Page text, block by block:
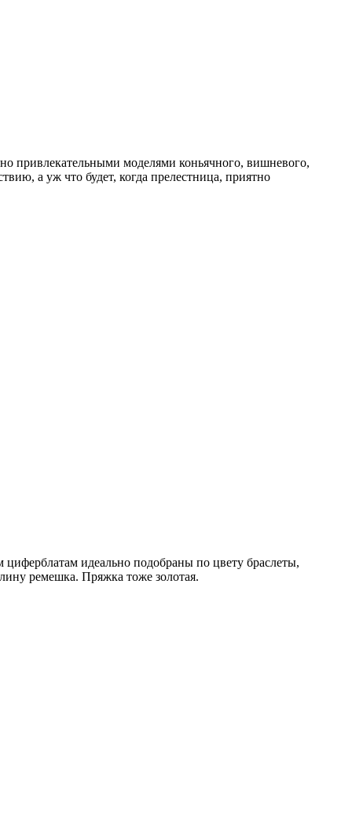
привлекательными моделями коньячного, вишневого,
а уж что будет, когда прелестница, приятно
идеально подобраны по цвету браслеты,
ремешка. Пряжка тоже золотая.